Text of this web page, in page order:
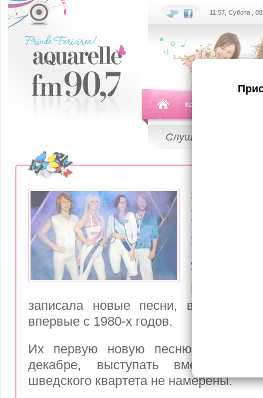
11:57, Субота ,
Команда
Слушай
27 Апреля
Группа
записала новые песни, вновь
впервые с 1980-х годов.
Их первую новую песню можно
декабре, выступать вместе в
шведского квартета не намерены.